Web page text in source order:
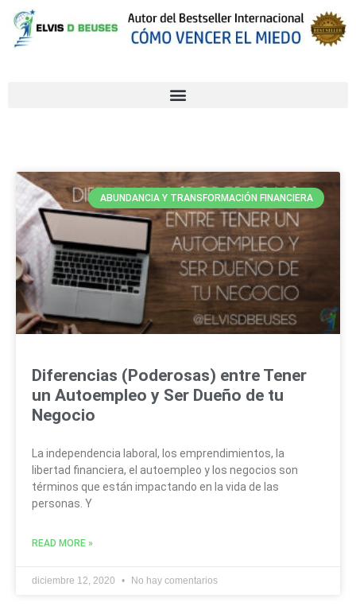
ABUNDANCIA Y TRANSFORMACIÓN FINANCIERA
Diferencias (Poderosas) entre Tener
un Autoempleo y Ser Dueño de tu
Negocio
La independencia laboral, los emprendimientos, la
libertad financiera, el autoempleo y los negocios son
términos que están impactando en la vida de las
personas. Y
READ MORE »
diciembre 12, 2020 No hay comentarios